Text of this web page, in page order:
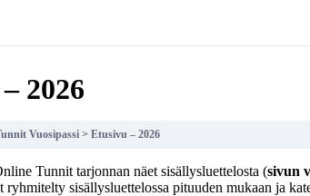
2026
Vuosipassi Etusivu – 2026
Tunnit tarjonnan näet sisällysluettelosta (sivun
ryhmitelty sisällysluettelossa pituuden mukaan ja